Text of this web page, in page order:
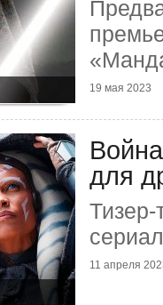
19 мая 2023
для
Тизер-
11 апреля